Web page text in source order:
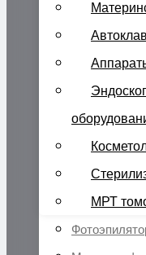
МРТ